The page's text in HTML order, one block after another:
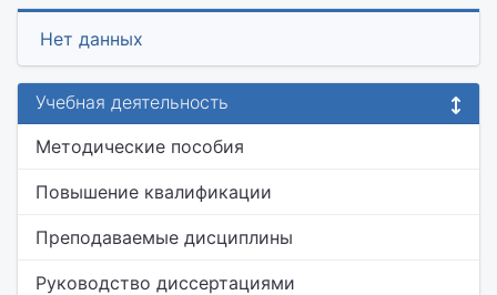
Нет данных
Учебная деятельность
Методические пособия
Повышение квалификации
Преподаваемые дисциплины
Руководство диссертациями